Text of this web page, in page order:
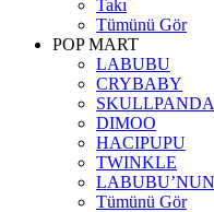
Takı
Tümünü Gör
POP MART
LABUBU
CRYBABY
SKULLPANDA
DIMOO
HACIPUPU
TWINKLE
Tümünü Gör